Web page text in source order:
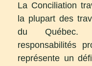
La Conciliation
la plupart des
du Québec.
responsabilités
représente un